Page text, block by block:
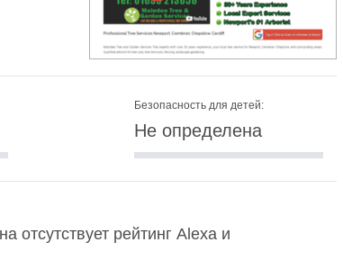
Безопасность для детей:
Не определена
отсутствует рейтинг Alexa и